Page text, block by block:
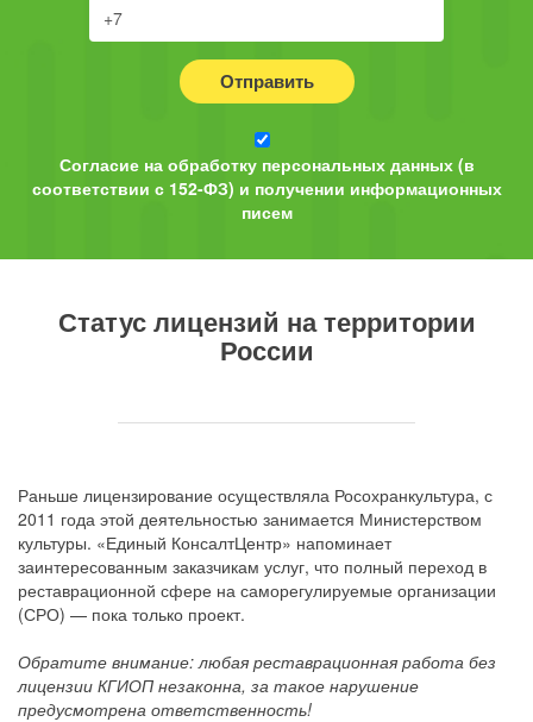
Отправить
Согласие на обработку персональных данных (в
соответствии с 152-ФЗ) и получении информационных
писем
Статус лицензий на территории
России
Раньше лицензирование осуществляла Росохранкультура, с
2011 года этой деятельностью занимается Министерством
культуры. «Единый КонсалтЦентр» напоминает
заинтересованным заказчикам услуг, что полный переход в
реставрационной сфере на саморегулируемые организации
(СРО) — пока только проект.
Обратите внимание: любая реставрационная работа без
лицензии КГИОП незаконна, за такое нарушение
предусмотрена ответственность!